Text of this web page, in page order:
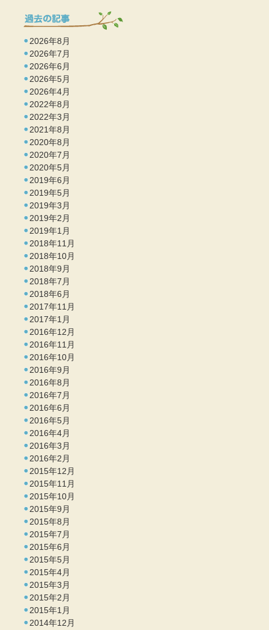
2026年8月
2026年7月
2026年6月
2026年5月
2026年4月
2022年8月
2022年3月
2021年8月
2020年8月
2020年7月
2020年5月
2019年6月
2019年5月
2019年3月
2019年2月
2019年1月
2018年11月
2018年10月
2018年9月
2018年7月
2018年6月
2017年11月
2017年1月
2016年12月
2016年11月
2016年10月
2016年9月
2016年8月
2016年7月
2016年6月
2016年5月
2016年4月
2016年3月
2016年2月
2015年12月
2015年11月
2015年10月
2015年9月
2015年8月
2015年7月
2015年6月
2015年5月
2015年4月
2015年3月
2015年2月
2015年1月
2014年12月